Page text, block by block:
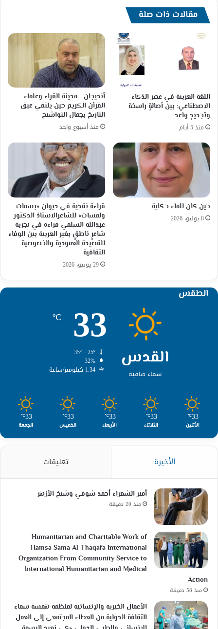
مقالات ذات صلة
اللغة العربية في عصر الذكاء
الاصطناعي: بين أصالةٍ راسخة
وتجديدٍ واعد
منذ 5 أيام
أنديجان… مدينة القراء وعلماء
القرآن الكريم حين يلتقي عبق
التاريخ بجمال التواشيح
منذ أسبوع واحد
حين كان للماء حكاية
8 يوليو، 2026
قراءة نقدية في ديوان «بسمات
ولمسات» للشاعرالاستاذ الدكتور
عبدالله السلمي قراءة في تجربة
شاعرٍ ناطقٍ بغير العربية بين الوفاء
للقصيدة العمودية والخصوصية
الثقافية
29 يونيو، 2026
الطقس
القدس
سماء صافية
33
℃
32%
1.34 كيلومتر/ساعة
33
℃
الأثنين
33
℃
الثلاثاء
33
℃
الأربعاء
33
℃
الخميس
33
℃
الجمعة
الأخيرة تعليقات
أمير الشعراء أحمد شوقي وشيخ الأزهر
منذ 20 دقيقة
Humanitarian and Charitable Work of
Hamsa Sama Al-Thaqafa International
Organization From Community Service to
International Humanitarian and Medical
Action
منذ 58 دقيقة
الأعمال الخيرية والإنسانية لمنظمة همسة سماء
الثقافة الدولية من العطاء المجتمعي إلى العمل